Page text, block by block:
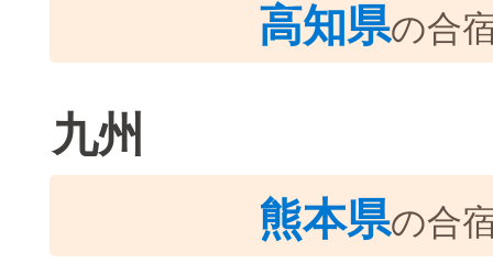
高知県の合
九州
熊本県の合